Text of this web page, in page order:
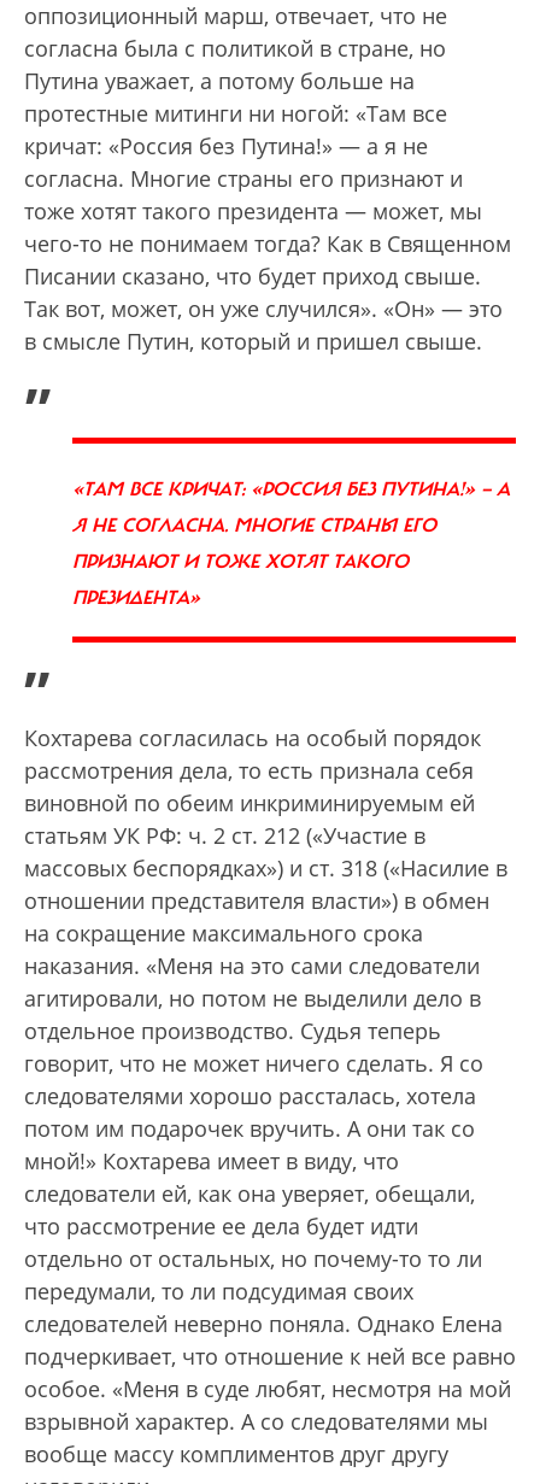
оппозиционный марш, отвечает, что не
согласна была с политикой в стране, но
Путина уважает, а потому больше на
протестные митинги ни ногой: «Там все
кричат: «Россия без Путина!» — а я не
согласна. Многие страны его признают и
тоже хотят такого президента — может, мы
чего-то не понимаем тогда? Как в Священном
Писании сказано, что будет приход свыше.
Так вот, может, он уже случился». «Он» — это
в смысле Путин, который и пришел свыше.
„
«ТАМ ВСЕ КРИЧАТ: «РОССИЯ БЕЗ ПУТИНА!» — А
Я НЕ СОГЛАСНА. МНОГИЕ СТРАНЫ ЕГО
ПРИЗНАЮТ И ТОЖЕ ХОТЯТ ТАКОГО
ПРЕЗИДЕНТА»
”
Кохтарева согласилась на особый порядок
рассмотрения дела, то есть признала себя
виновной по обеим инкриминируемым ей
статьям УК РФ: ч. 2 ст. 212 («Участие в
массовых беспорядках») и ст. 318 («Насилие в
отношении представителя власти») в обмен
на сокращение максимального срока
наказания. «Меня на это сами следователи
агитировали, но потом не выделили дело в
отдельное производство. Судья теперь
говорит, что не может ничего сделать. Я со
следователями хорошо рассталась, хотела
потом им подарочек вручить. А они так со
мной!» Кохтарева имеет в виду, что
следователи ей, как она уверяет, обещали,
что рассмотрение ее дела будет идти
отдельно от остальных, но почему-то то ли
передумали, то ли подсудимая своих
следователей неверно поняла. Однако Елена
подчеркивает, что отношение к ней все равно
особое. «Меня в суде любят, несмотря на мой
взрывной характер. А со следователями мы
вообще массу комплиментов друг другу